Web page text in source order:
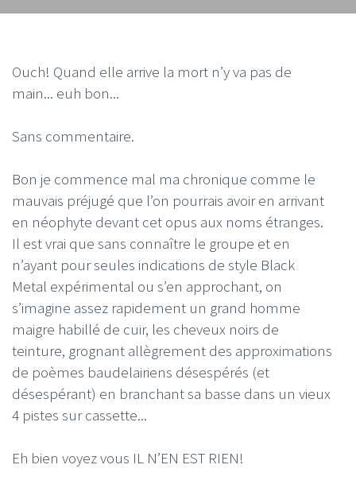
Ouch! Quand elle arrive la mort n’y va pas de
main... euh bon...
Sans commentaire.
Bon je commence mal ma chronique comme le
mauvais préjugé que l’on pourrais avoir en arrivant
en néophyte devant cet opus aux noms étranges.
Il est vrai que sans connaître le groupe et en
n’ayant pour seules indications de style Black
Metal expérimental ou s’en approchant, on
s’imagine assez rapidement un grand homme
maigre habillé de cuir, les cheveux noirs de
teinture, grognant allègrement des approximations
de poèmes baudelairiens désespérés (et
désespérant) en branchant sa basse dans un vieux
4 pistes sur cassette...
Eh bien voyez vous IL N’EN EST RIEN!